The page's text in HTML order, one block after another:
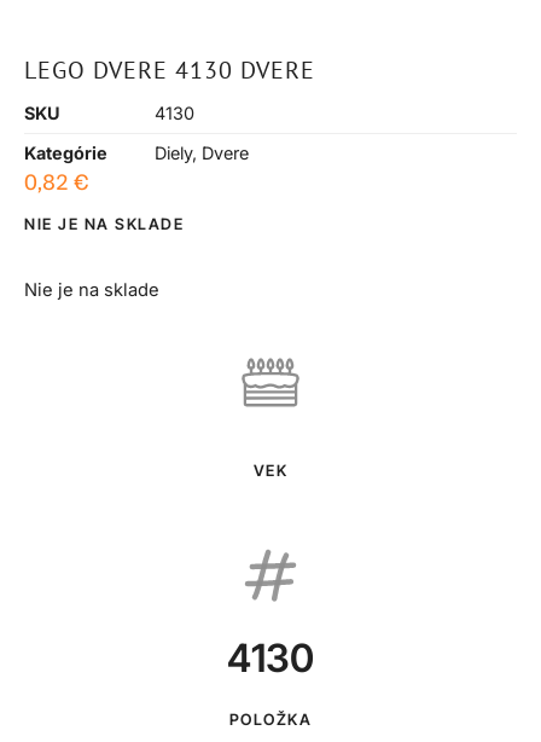
LEGO DVERE 4130 DVERE
SKU
4130
Kategórie
Diely, Dvere
0,82 €
NIE JE NA SKLADE
Nie je na sklade
VEK
4130
POLOŽKA